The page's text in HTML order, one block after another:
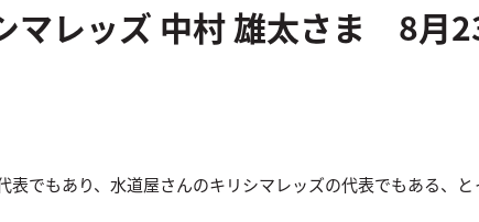
マレッズ 中村 雄太さま 8月
でもあり、水道屋さんのキリシマレッズの代表でもある、と